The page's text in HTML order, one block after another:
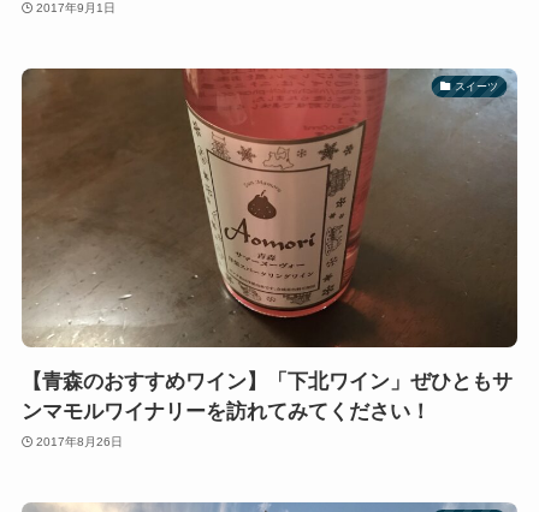
2017年9月1日
スイーツ
【青森のおすすめワイン】「下北ワイン」ぜひともサ
ンマモルワイナリーを訪れてみてください！
2017年8月26日